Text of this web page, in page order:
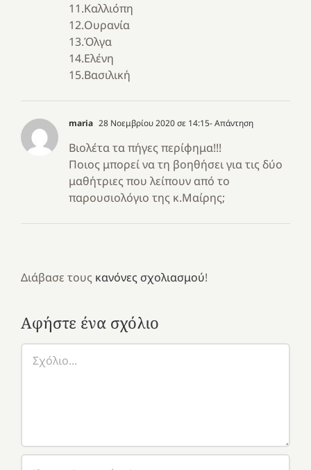
11.Καλλιόπη
12.Ουρανία
13.Όλγα
14.Ελένη
15.Βασιλική
maria 28 Νοεμβρίου 2020 σε 14:15- Απάντηση
Βιολέτα τα πήγες περίφημα!!!
Ποιος μπορεί να τη βοηθήσει για τις δύο
μαθήτριες που λείπουν από το
παρουσιολόγιο της κ.Μαίρης;
Διάβασε τους κανόνες σχολιασμού!
Αφήστε ένα σχόλιο